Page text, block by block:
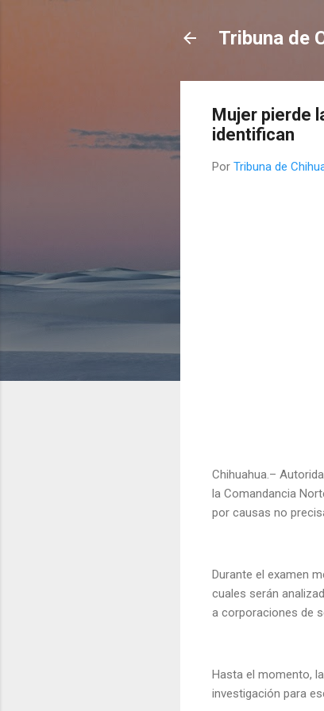
Tribuna de
Mujer pierde
identifican
Por Tribuna de
Chihuahua.–
la Comandancia
por causas no
Durante el examen
cuales serán
a corporaciones de
Hasta el momento,
investigación para